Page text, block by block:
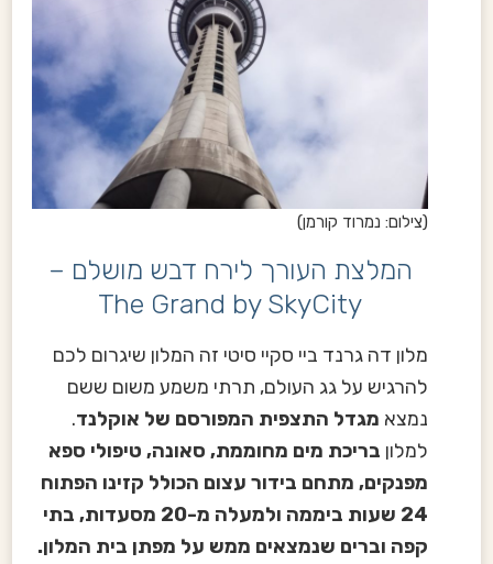
(צילום: נמרוד קורמן)
המלצת העורך לירח דבש מושלם –
The Grand by SkyCity
מלון דה גרנד ביי סקיי סיטי זה המלון שיגרום לכם
להרגיש על גג העולם, תרתי משמע משום ששם
נמצא מגדל התצפית המפורסם של אוקלנד.
למלון בריכת מים מחוממת, סאונה, טיפולי ספא
מפנקים, מתחם בידור עצום הכולל קזינו הפתוח
24 שעות ביממה ולמעלה מ-20 מסעדות, בתי
קפה וברים שנמצאים ממש על מפתן בית המלון.